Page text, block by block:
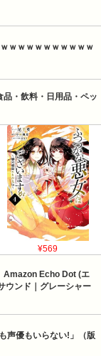
ｗｗｗｗｗｗｗｗｗｗ
・飲料・日用品・ペッ
¥569
Amazon Echo Dot (エ
ウンド｜グレーシャー
声優もいらない!」（版